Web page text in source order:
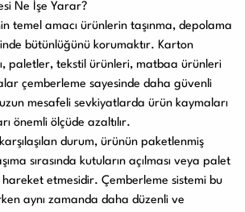
Ne İşe Yarar?
temel amacı ürünlerin taşınma, depolama
bütünlüğünü korumaktır. Karton
paletler, tekstil ürünleri, matbaa ürünleri
çemberleme sayesinde daha güvenli
mesafeli sevkiyatlarda ürün kaymaları
önemli ölçüde azaltılır.
durum, ürünün paketlenmiş
sırasında kutuların açılması veya palet
etmesidir. Çemberleme sistemi bu
aynı zamanda daha düzenli ve